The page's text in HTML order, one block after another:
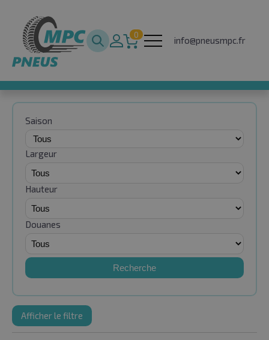
0
info@pneusmpc.fr
Saison
Largeur
Hauteur
Douanes
Recherche
Afficher le filtre